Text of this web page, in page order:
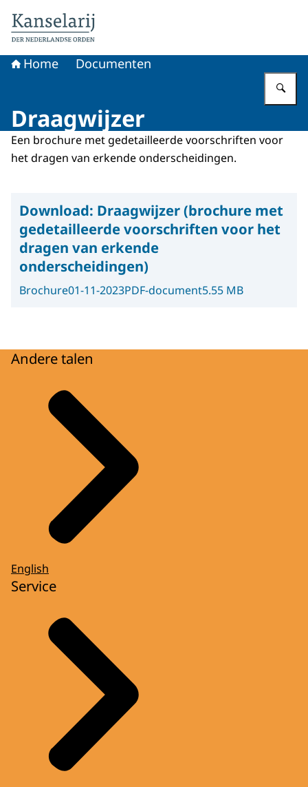
Home Documenten
Draagwijzer
Een brochure met gedetailleerde voorschriften voor
het dragen van erkende onderscheidingen.
Download: Draagwijzer (brochure met
gedetailleerde voorschriften voor het
dragen van erkende
onderscheidingen)
Brochure01-11-2023PDF-document5.55 MB
Andere talen
English
Service